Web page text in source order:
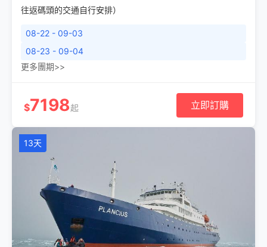
往返碼頭的交通自行安排）
08-22 - 09-03
08-23 - 09-04
更多團期>>
$7198起 立即訂購
13天